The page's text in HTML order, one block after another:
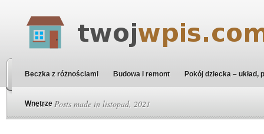
Beczka z różnościami Budowa i remont Pokój dziecka – układ,
Wnętrze
Home» Posts made in listopad, 2021